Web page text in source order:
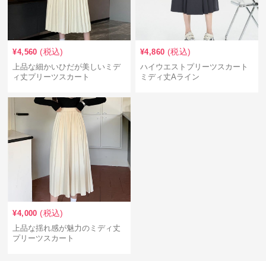
¥4,560 (税込)
上品な細かいひだが美しいミデ
ィ丈プリーツスカート
¥4,860 (税込)
ハイウエストプリーツスカート
ミディ丈Aライン
¥4,000 (税込)
上品な揺れ感が魅力のミディ丈
プリーツスカート